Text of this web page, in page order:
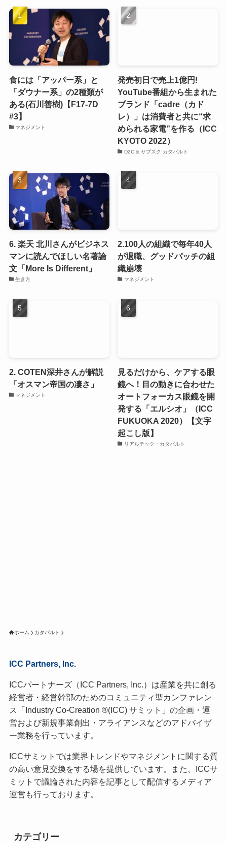
食には「アッパー系」と
「ダウナー系」の2種類が
ある(石川善樹)【F17-7D
#3】
マネジメント
発売初日で売上1億円!
YouTube番組から生まれた
ブランド「cadre（カド
レ）」は消費者と共に“求
められる家電”を作る（ICC
KYOTO 2022）
D2C & サブスク カタパルト
6. 楽天 北川さんがビジネス
マンに読んでほしい名著論
文「More Is Different」
生き方
2.100人の組織で毎年40人
が退職、グッドパッチの組
織崩壊
マネジメント
2. COTEN深井さんが解説
「オスマン帝国の凄さ」
マネジメント
見るだけから、ケアする眼
鏡へ！目の動きに合わせた
オートフォーカス眼鏡を開
発する「エルシオ」（ICC
FUKUOKA 2020）【文字
起こし版】
リアルテック・カタパルト
ホーム カタパルト
ICC Partners, Inc.
ICCパートナーズ（ICC Partners, Inc.）は産業を共に創る
経営者・経営幹部のためのコミュニティ型カンファレン
ス「Industry Co-Creation ®(ICC) サミット」の企画・運
営および新規事業創出・アライアンスなどのアドバイザ
ー業務を行っています。
ICCサミットでは業界トレンドやマネジメントに関する質
の高い意見交換をする場を提供しています。また、ICCサ
ミットで議論された内容を記事として配信するメディア
運営も行っております。
カテゴリー